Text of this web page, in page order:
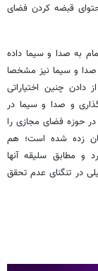
قبضه کردن فضای
به صدا و سیما داده
صدا و سیما نیز مشخصا
چنین اختیاراتی
و صدا و سیما در
حوزه فضای مجازی را
زده شده است؛ هم
و مطابق سلیقه آنها
در تنگنای عدم تحقق